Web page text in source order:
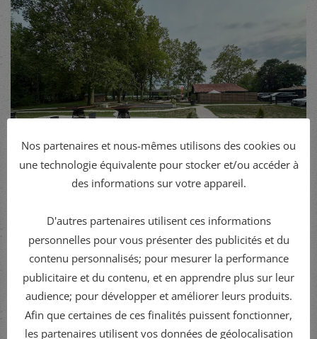
CONTACTEZ-NOUS
Nos partenaires et nous-mêmes utilisons des cookies ou
une technologie équivalente pour stocker et/ou accéder à
des informations sur votre appareil.
D'autres partenaires utilisent ces informations
personnelles pour vous présenter des publicités et du
contenu personnalisés; pour mesurer la performance
publicitaire et du contenu, et en apprendre plus sur leur
audience; pour développer et améliorer leurs produits.
Afin que certaines de ces finalités puissent fonctionner,
les partenaires utilisent vos données de géolocalisation